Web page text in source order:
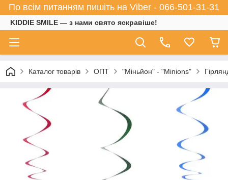
По всім питанням пишіть на Viber - 066-501-31-31
KIDDIE SMILE — з нами свято яскравіше!
Каталог товарів ОПТ "Міньйон" - "Minions"